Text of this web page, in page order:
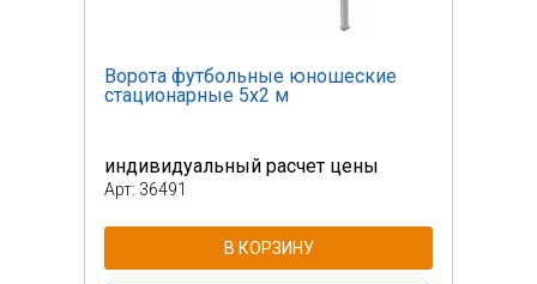
Ворота футбольные юношеские
стационарные 5х2 м
индивидуальный расчет цены
Арт: 36491
В КОРЗИНУ